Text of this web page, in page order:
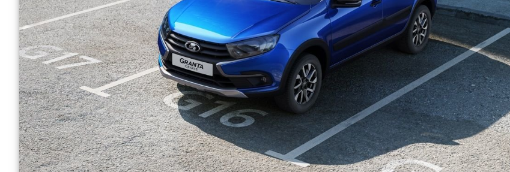
Культура
Экономика
Разное
Условия предоставления информации
Отказ от ответственности